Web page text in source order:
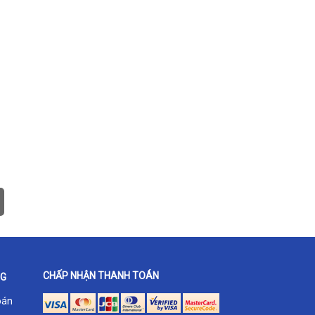
CHẤP NHẬN THANH TOÁN